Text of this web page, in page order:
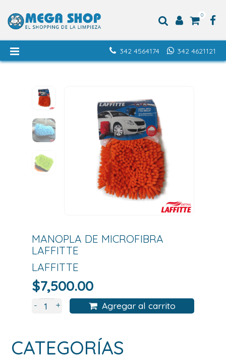
0
342 4621121
342 4564174
MANOPLA DE MICROFIBRA
LAFFITTE
LAFFITTE
$7,500.00
- + Agregar al carrito
CATEGORÍAS